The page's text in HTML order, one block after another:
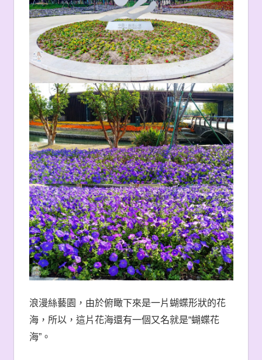
浪漫絲藝園，由於俯瞰下來是一片蝴蝶形狀的花
海，所以，這片花海還有一個又名就是“蝴蝶花
海”。